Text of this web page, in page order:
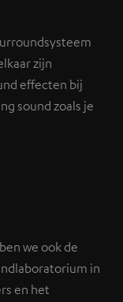
zijn
effecten bij
sound zoals je
we ook de
in
en het